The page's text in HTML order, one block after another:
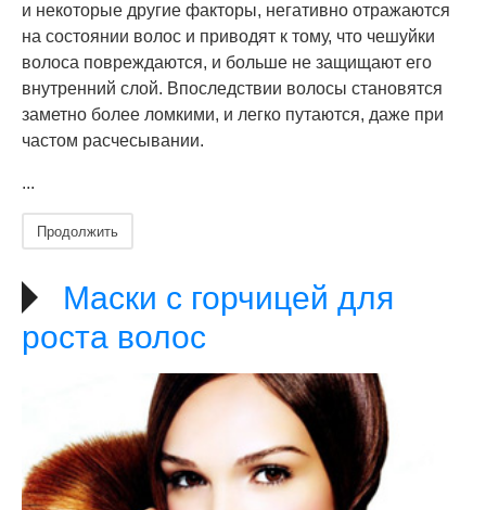
и некоторые другие факторы, негативно отражаются
на состоянии волос и приводят к тому, что чешуйки
волоса повреждаются, и больше не защищают его
внутренний слой. Впоследствии волосы становятся
заметно более ломкими, и легко путаются, даже при
частом расчесывании.
...
Продолжить
Маски с горчицей для
роста волос